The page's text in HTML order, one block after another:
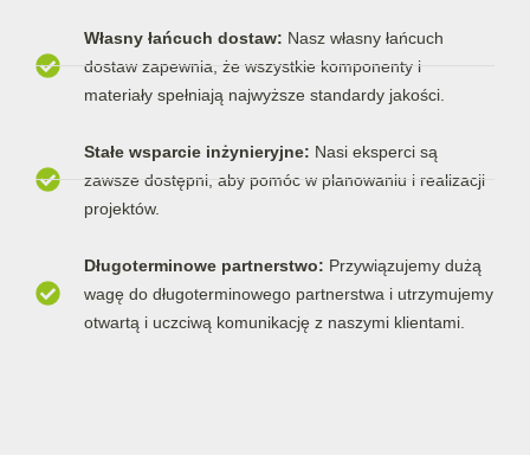
Własny łańcuch dostaw: Nasz własny łańcuch
dostaw zapewnia, że wszystkie komponenty i
materiały spełniają najwyższe standardy jakości.
Stałe wsparcie inżynieryjne: Nasi eksperci są
zawsze dostępni, aby pomóc w planowaniu i realizacji
projektów.
Długoterminowe partnerstwo: Przywiązujemy dużą
wagę do długoterminowego partnerstwa i utrzymujemy
otwartą i uczciwą komunikację z naszymi klientami.